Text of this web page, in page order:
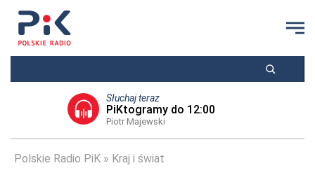
Słuchaj teraz
PiKtogramy do 12:00
Piotr Majewski
Polskie Radio PiK Kraj i świat